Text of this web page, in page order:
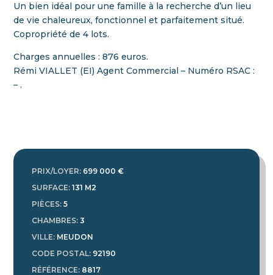
Un bien idéal pour une famille à la recherche d’un lieu
de vie chaleureux, fonctionnel et parfaitement situé.
Copropriété de 4 lots.
Charges annuelles : 876 euros.
Rémi VIALLET (EI) Agent Commercial – Numéro RSAC :
– .
PRIX/LOYER: 699 000 €
SURFACE:131 M2
PIÈCES:5
CHAMBRES:3
VILLE: MEUDON
CODE POSTAL: 92190
RÉFÉRENCE: 8817